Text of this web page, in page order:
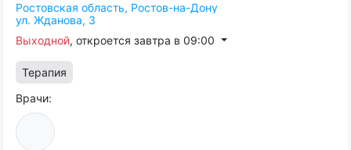
Ростовская область, Ростов-на-Дону
ул. Жданова, 3
Выходной, откроется завтра в 09:00
Терапия
Врачи: